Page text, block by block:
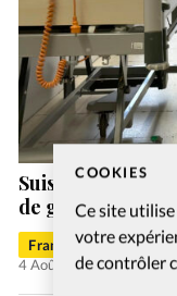
COOKIES
Ce site
votre
de contrôler
Suisse: un ex-
de gestes
Francis-George
4 Août 2026